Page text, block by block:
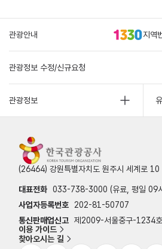
관광안내 지역
관광정보 수정/신규요청
관광정보
(26464) 강원특별자치도 원주시 세계로 10
대표전화 033-738-3000 (유료, 평일 09
사업자등록번호
202-81-50707
통신판매업신고 제2009-서울중구-1234호
이용 가이드
찾아오시는 길